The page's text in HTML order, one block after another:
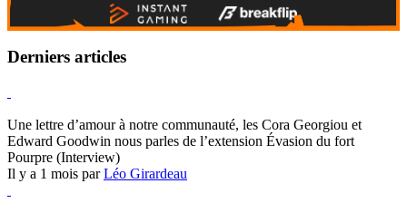
Derniers articles
Une lettre d’amour à notre communauté, les Cora Georgiou et
Edward Goodwin nous parles de l’extension Évasion du fort
Pourpre (Interview)
Il y a 1 mois parLéo Girardeau